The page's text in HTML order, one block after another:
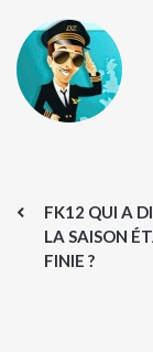
FK12 QUI A
LA SAISON
FINIE ?